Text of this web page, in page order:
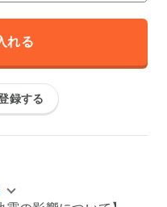
れる
録する